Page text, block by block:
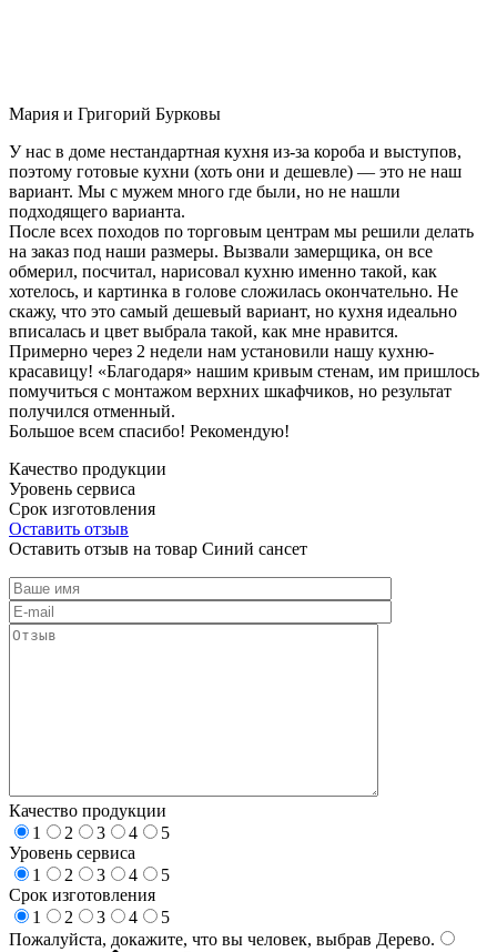
Мария и Григорий Бурковы
У нас в доме нестандартная кухня из-за короба и выступов,
поэтому готовые кухни (хоть они и дешевле) — это не наш
вариант. Мы с мужем много где были, но не нашли
подходящего варианта.
После всех походов по торговым центрам мы решили делать
на заказ под наши размеры. Вызвали замерщика, он все
обмерил, посчитал, нарисовал кухню именно такой, как
хотелось, и картинка в голове сложилась окончательно. Не
скажу, что это самый дешевый вариант, но кухня идеально
вписалась и цвет выбрала такой, как мне нравится.
Примерно через 2 недели нам установили нашу кухню-
красавицу! «Благодаря» нашим кривым стенам, им пришлось
помучиться с монтажом верхних шкафчиков, но результат
получился отменный.
Большое всем спасибо! Рекомендую!
Качество продукции
Уровень сервиса
Срок изготовления
Оставить отзыв
Оставить отзыв на товар Синий сансет
Качество продукции
1
2 3 4
5
Уровень сервиса
1
2 3 4
5
Срок изготовления
1
2 3 4
5
Пожалуйста, докажите, что вы человек, выбрав Дерево.